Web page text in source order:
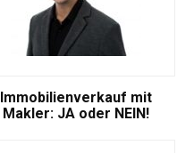
Immobilienverkauf mit
Makler: JA oder NEIN!